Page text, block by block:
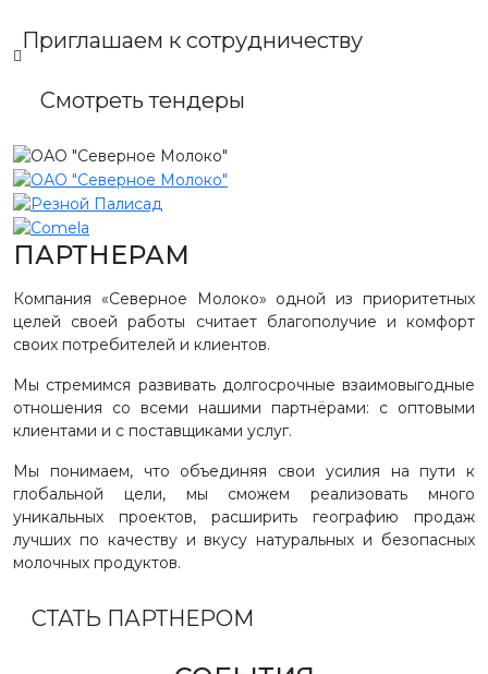
Приглашаем к сотрудничеству
Смотреть тендеры
ПАРТНЕРАМ
Компания «Северное Молоко» одной из приоритетных
целей своей работы считает благополучие и комфорт
своих потребителей и клиентов.
Мы стремимся развивать долгосрочные взаимовыгодные
отношения со всеми нашими партнёрами: с оптовыми
клиентами и с поставщиками услуг.
Мы понимаем, что объединяя свои усилия на пути к
глобальной цели, мы сможем реализовать много
уникальных проектов, расширить географию продаж
лучших по качеству и вкусу натуральных и безопасных
молочных продуктов.
СТАТЬ ПАРТНЕРОМ